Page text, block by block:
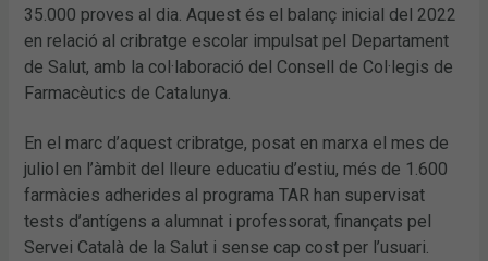
35.000 proves al dia. Aquest és el balanç inicial del 2022
en relació al cribratge escolar impulsat pel Departament
de Salut, amb la col·laboració del Consell de Col·legis de
Farmacèutics de Catalunya.
En el marc d’aquest cribratge, posat en marxa el mes de
juliol en l’àmbit del lleure educatiu d’estiu, més de 1.600
farmàcies adherides al programa TAR han supervisat
tests d’antígens a alumnat i professorat, finançats pel
Servei Català de la Salut i sense cap cost per l’usuari.